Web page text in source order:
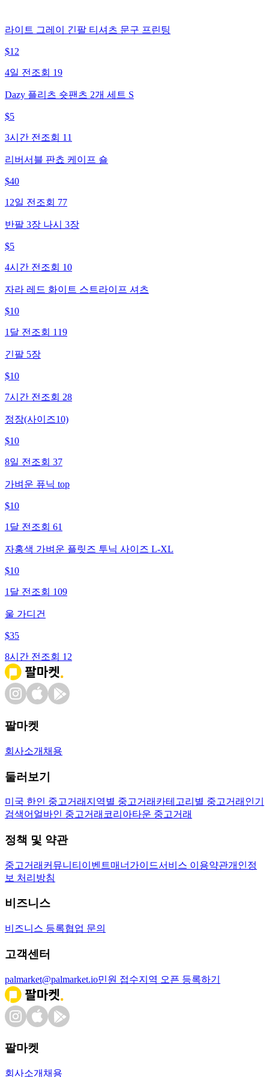
라이트 그레이 긴팔 티셔츠 문구 프린팅
$12
4일 전 조회 19
Dazy 플리츠 숏팬츠 2개 세트 S
$5
3시간 전 조회 11
리버서블 판쵸 케이프 숄
$40
12일 전 조회 77
반팔 3장 나시 3장
$5
4시간 전 조회 10
자라 레드 화이트 스트라이프 셔츠
$10
1달 전 조회 119
긴팔 5장
$10
7시간 전 조회 28
정장(사이즈10)
$10
8일 전 조회 37
가벼운 퓨닉 top
$10
1달 전 조회 61
자홍색 가벼운 플릿즈 투닉 사이즈 L-XL
$10
1달 전 조회 109
울 가디건
$35
8시간 전 조회 12
팔마켓
회사소개 채용
둘러보기
미국 한인 중고거래 지역별 중고거래 카테고리별 중고거래 인기
검색어 얼바인 중고거래 코리아타운 중고거래
정책 및 약관
중고거래 커뮤니티 이벤트매너가이드서비스 이용약관개인정
보 처리방침
비즈니스
비즈니스 등록협업 문의
고객센터
palmarket@palmarket.io민원 접수지역 오픈 등록하기
팔마켓
회사소개 채용